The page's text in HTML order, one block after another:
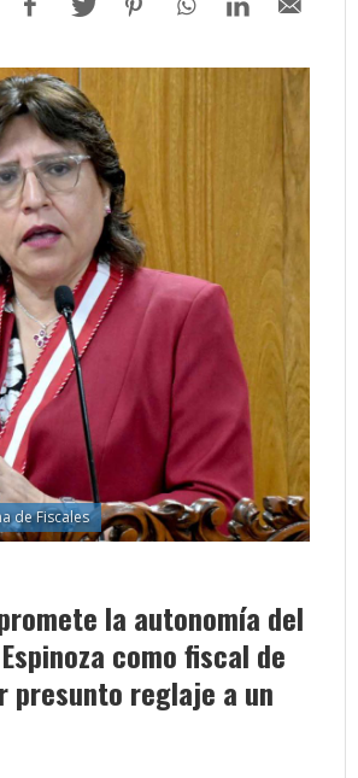
de Fiscales
la autonomía del
como fiscal de
presunto reglaje a un